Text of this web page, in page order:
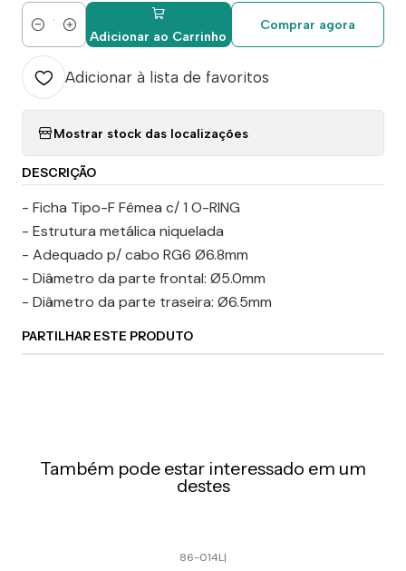
QuantidadeAdicionar ao Carrinho
Comprar agora
Adicionar à lista de favoritos
Mostrar stock das localizações
DESCRIÇÃO
- Ficha Tipo-F Fêmea c/ 1 O-RING
- Estrutura metálica niquelada
- Adequado p/ cabo RG6 Ø6.8mm
- Diâmetro da parte frontal: Ø5.0mm
- Diâmetro da parte traseira: Ø6.5mm
PARTILHAR ESTE PRODUTO
Também pode estar interessado em um
destes
86-014L|